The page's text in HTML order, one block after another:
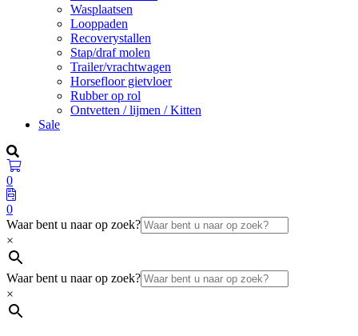
Wasplaatsen
Looppaden
Recoverystallen
Stap/draf molen
Trailer/vrachtwagen
Horsefloor gietvloer
Rubber op rol
Ontvetten / lijmen / Kitten
Sale
0
0
Waar bent u naar op zoek?
×
Waar bent u naar op zoek?
×